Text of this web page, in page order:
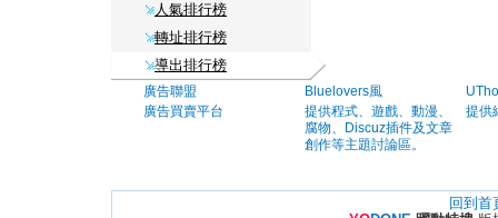
人氣排行榜
轉址排行榜
導出排行榜
廣告聯盟
廣告買賣平台
Bluelovers風
提供程式、遊戲、動漫、
腐物、Discuz插件及文章
創作等主題討論區。
提供
回到首